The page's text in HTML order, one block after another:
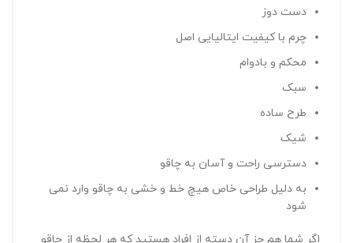
دست دوز
چرم با کیفیت ایتالیایی اصل
محکم و بادوام
سبک
طرح ساده
شیک
دسترسی راحت و آسان به چاقو
به دلیل طراحی خاص هیچ خط و خشی به چاقو وارد نمی
شود
اگر شما هم جز آن دسته از افراد هستید که هر لحظه از چاقو